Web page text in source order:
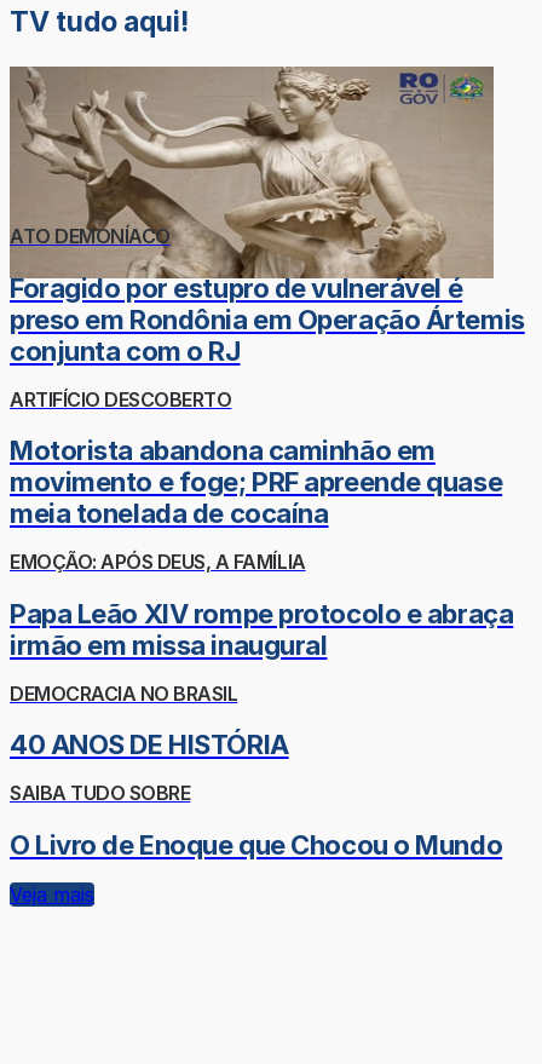
TV tudo aqui!
ATO DEMONÍACO
Foragido por estupro de vulnerável é
preso em Rondônia em Operação Ártemis
conjunta com o RJ
ARTIFÍCIO DESCOBERTO
Motorista abandona caminhão em
movimento e foge; PRF apreende quase
meia tonelada de cocaína
EMOÇÃO: APÓS DEUS, A FAMÍLIA
Papa Leão XIV rompe protocolo e abraça
irmão em missa inaugural
DEMOCRACIA NO BRASIL
40 ANOS DE HISTÓRIA
SAIBA TUDO SOBRE
O Livro de Enoque que Chocou o Mundo
Veja mais